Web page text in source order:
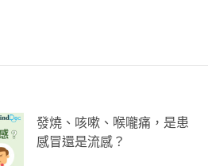
發燒、咳嗽、喉嚨痛，是患
感冒還是流感？